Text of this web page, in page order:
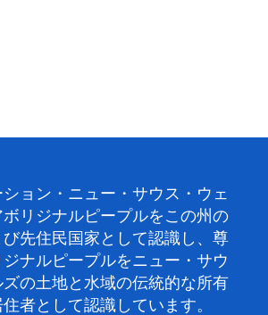
ョン・ニュー・サウス・ウェ
リジナルピープルをこの州の
先住民国家として認識し、尊
ナルピープルをニュー・サウ
の土地と水域の伝統的な所有
者として認識しています。